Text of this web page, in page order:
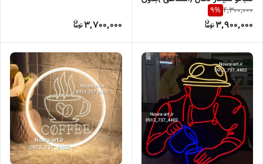
آدابتور
4,300,000
9%
3,900,000
3,700,000